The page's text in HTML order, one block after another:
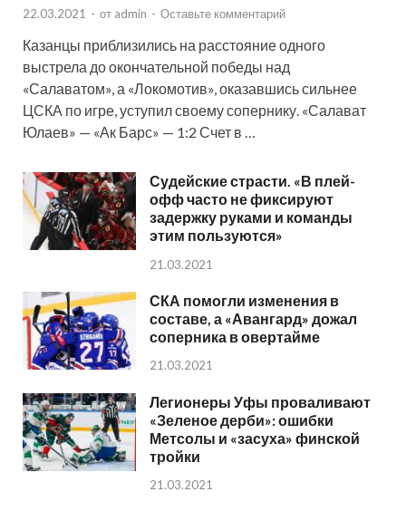
22.03.2021 - от admin - Оставьте комментарий
Казанцы приблизились на расстояние одного
выстрела до окончательной победы над
«Салаватом», а «Локомотив», оказавшись сильнее
ЦСКА по игре, уступил своему сопернику. «Салават
Юлаев» — «Ак Барс» — 1:2 Счет в …
Судейские страсти. «В плей-
офф часто не фиксируют
задержку руками и команды
этим пользуются»
21.03.2021
СКА помогли изменения в
составе, а «Авангард» дожал
соперника в овертайме
21.03.2021
Легионеры Уфы проваливают
«Зеленое дерби»: ошибки
Метсолы и «засуха» финской
тройки
21.03.2021